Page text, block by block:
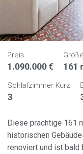
Preis
1.090.000 €
Größe
161
Schlafzimmer Kurz
3
Diese prächtige 161
historischen
renoviert und ist bald